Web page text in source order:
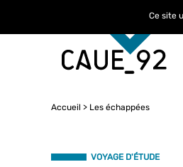
Accueil Les échappées
VOYAGE D'ÉTUDE
Ce site